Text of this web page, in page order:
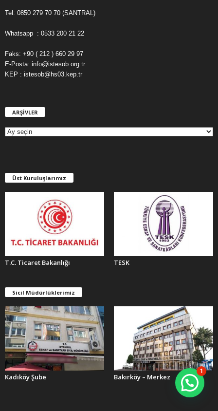
Tel: 0850 279 70 70 (SANTRAL)
Whatsapp : 0533 200 21 22
Faks: +90 ( 212 ) 660 29 97
E-Posta: info@istesob.org.tr
KEP : istesob@hs03.kep.tr
ARŞİVLER
E
R
Üst Kuruluşlarımız
T.C. Ticaret Bakanlığı TESK
Sicil Müdürlüklerimiz
Kadıköy Şube Bakırköy – Merkez
1